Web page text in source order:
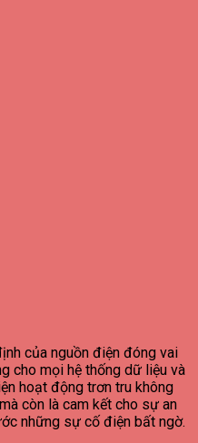
của nguồn điện đóng vai
cho mọi hệ thống dữ liệu và
hoạt động trơn tru không
còn là cam kết cho sự an
những sự cố điện bất ngờ.